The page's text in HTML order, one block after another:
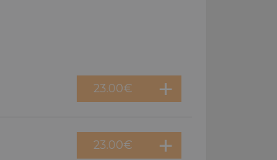
23.00€
23.00€